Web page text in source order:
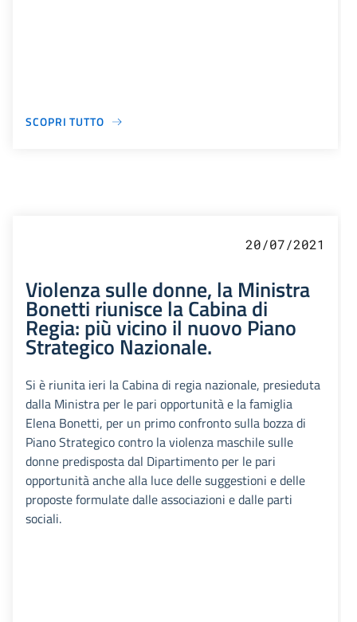
SCOPRI TUTTO
20/07/2021
Violenza sulle donne, la Ministra
Bonetti riunisce la Cabina di
Regia: più vicino il nuovo Piano
Strategico Nazionale.
Si è riunita ieri la Cabina di regia nazionale, presieduta
dalla Ministra per le pari opportunità e la famiglia
Elena Bonetti, per un primo confronto sulla bozza di
Piano Strategico contro la violenza maschile sulle
donne predisposta dal Dipartimento per le pari
opportunità anche alla luce delle suggestioni e delle
proposte formulate dalle associazioni e dalle parti
sociali.